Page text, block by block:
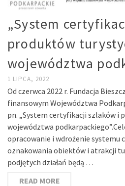
„System
produktów
województwa
1 LIPCA, 2022
Od czerwca 2022 r. Fundacja
finansowym Województwa
pn. „System certyfikacji szlaków i
województwa
opracowanie i wdrożenie systemu
oznakowania obiektów i atrakcji
podjętych działań będą …
READ MORE